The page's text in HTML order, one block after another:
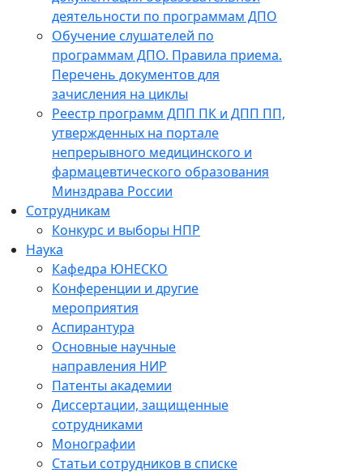
деятельности по программам ДПО
Обучение слушателей по
программам ДПО. Правила приема.
Перечень документов для
зачисления на циклы
Реестр программ ДПП ПК и ДПП ПП,
утвержденных на портале
непрерывного медицинского и
фармацевтического образования
Минздрава России
Сотрудникам
Конкурс и выборы НПР
Наука
Кафедра ЮНЕСКО
Конференции и другие
мероприятия
Аспирантура
Основные научные
направления НИР
Патенты академии
Диссертации, защищенные
сотрудниками
Монографии
Статьи сотрудников в списке